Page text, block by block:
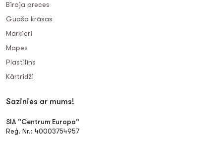
Biroja preces
Guaša krāsas
Marķieri
Mapes
Plastilīns
Kārtridži
Sazinies ar mums!
SIA "Centrum Europa"
Reģ. Nr.: 40003754957